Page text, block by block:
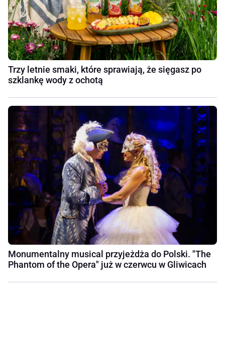
Trzy letnie smaki, które sprawiają, że sięgasz po
szklankę wody z ochotą
Monumentalny musical przyjeżdża do Polski. "The
Phantom of the Opera" już w czerwcu w Gliwicach